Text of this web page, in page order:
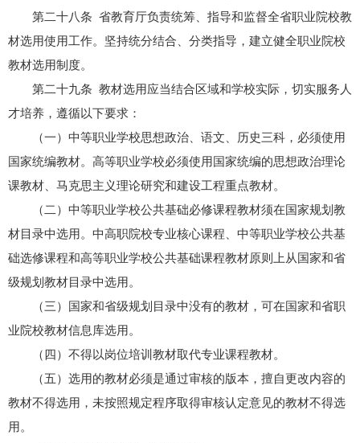
第二十八条 省教育厅负责统筹、指导和监督全省职业院校教
材选用使用工作。坚持统分结合、分类指导，建立健全职业院校
教材选用制度。
第二十九条 教材选用应当结合区域和学校实际，切实服务人
才培养，遵循以下要求：
（一）中等职业学校思想政治、语文、历史三科，必须使用
国家统编教材。高等职业学校必须使用国家统编的思想政治理论
课教材、马克思主义理论研究和建设工程重点教材。
（二）中等职业学校公共基础必修课程教材须在国家规划教
材目录中选用。中高职院校专业核心课程、中等职业学校公共基
础选修课程和高等职业学校公共基础课程教材原则上从国家和省
级规划教材目录中选用。
（三）国家和省级规划目录中没有的教材，可在国家和省职
业院校教材信息库选用。
（四）不得以岗位培训教材取代专业课程教材。
（五）选用的教材必须是通过审核的版本，擅自更改内容的
教材不得选用，未按照规定程序取得审核认定意见的教材不得选
用。